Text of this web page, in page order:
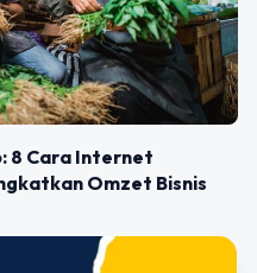
8 Cara Internet
Omzet Bisnis